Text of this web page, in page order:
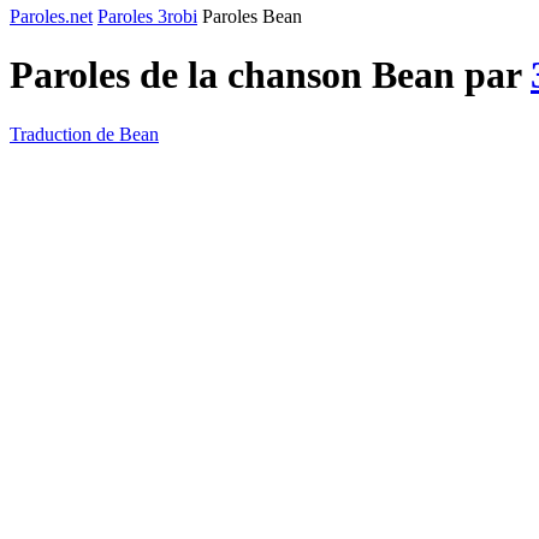
Paroles.net Paroles 3robi Paroles Bean
Paroles de la chanson Bean par
Traduction de Bean